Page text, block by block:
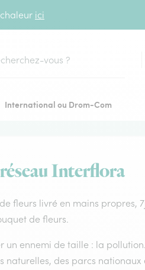
ici
International ou Drom-Com
Interflora
fleurs livré en mains propres,
de fleurs.
un ennemi de taille : la
des parcs nationaux